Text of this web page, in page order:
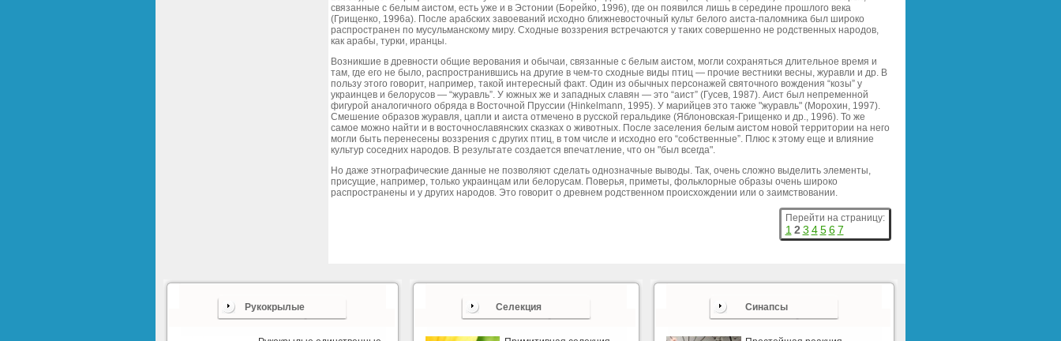
связанные с белым аистом, есть уже и в Эстонии (Борейко, 1996), где он появился лишь в середине прошлого века
(Грищенко, 1996а). После арабских завоеваний исходно ближневосточный культ белого аиста-паломника был широко
распространен по мусульманскому миру. Сходные воззрения встречаются у таких совершенно не родственных народов,
как арабы, турки, иранцы.
Возникшие в древности общие верования и обычаи, связанные с белым аистом, могли сохраняться длительное время и
там, где его не было, распространившись на другие в чем-то сходные виды птиц — прочие вестники весны, журавли и др. В
пользу этого говорит, например, такой интересный факт. Один из обычных персонажей святочного вождения “козы” у
украинцев и белорусов — “журавль”. У южных же и западных славян — это “аист” (Гусев, 1987). Аист был непременной
фигурой аналогичного обряда в Восточной Пруссии (Hinkelmann, 1995). У марийцев это также "журавль" (Морохин, 1997).
Смешение образов журавля, цапли и аиста отмечено в русской геральдике (Яблоновская-Грищенко и др., 1996). То же
самое можно найти и в восточнославянских сказках о животных. После заселения белым аистом новой территории на него
могли быть перенесены воззрения с других птиц, в том числе и исходно его “собственные”. Плюс к этому еще и влияние
культур соседних народов. В результате создается впечатление, что он "был всегда".
Но даже этнографические данные не позволяют сделать однозначные выводы. Так, очень сложно выделить элементы,
присущие, например, только украинцам или белорусам. Поверья, приметы, фольклорные образы очень широко
распространены и у других народов. Это говорит о древнем родственном происхождении или о заимствовании.
Перейти на страницу:
1 2 3 4 5 6 7
Рукокрылые Селекция Синапсы